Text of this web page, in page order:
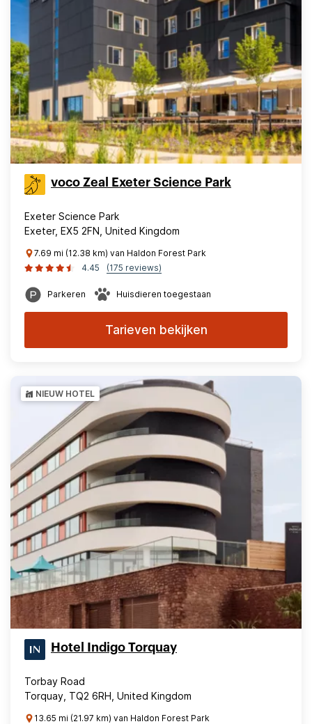
voco Zeal Exeter Science Park
Exeter Science Park
Exeter, EX5 2FN, United Kingdom
7.69 mi (12.38 km) van Haldon Forest Park
4.45
(175 reviews)
Parkeren Huisdieren toegestaan
Tarieven bekijken
NIEUW HOTEL
Hotel Indigo Torquay
Torbay Road
Torquay, TQ2 6RH, United Kingdom
13.65 mi (21.97 km) van Haldon Forest Park